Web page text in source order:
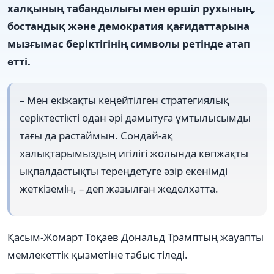
халқының табандылығы мен өршіл рухының,
бостандық және демократия қағидаттарына
мызғымас беріктігінің символы ретінде атап
өтті.
– Мен екіжақты кеңейтілген стратегиялық
серіктестікті одан әрі дамытуға ұмтылысымды
тағы да растаймын. Сондай-ақ
халықтарымыздың игілігі жолында көпжақты
ықпалдастықты тереңдетуге әзір екенімді
жеткіземін, – деп жазылған жеделхатта.
Қасым-Жомарт Тоқаев Дональд Трамптың жауапты
мемлекеттік қызметіне табыс тіледі.